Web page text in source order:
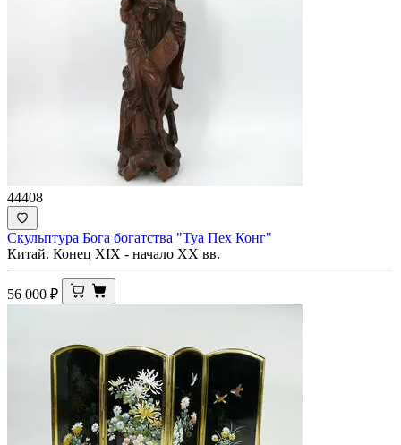
44408
Скульптура Бога богатства "Туа Пех Конг"
Китай. Конец XIX - начало XX вв.
56 000 ₽